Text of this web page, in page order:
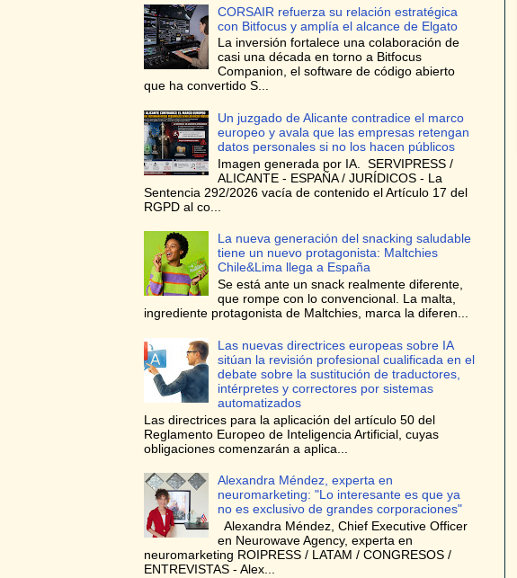
CORSAIR refuerza su relación estratégica
con Bitfocus y amplía el alcance de Elgato
La inversión fortalece una colaboración de
casi una década en torno a Bitfocus
Companion, el software de código abierto
que ha convertido S...
Un juzgado de Alicante contradice el marco
europeo y avala que las empresas retengan
datos personales si no los hacen públicos
Imagen generada por IA. SERVIPRESS /
ALICANTE - ESPAÑA / JURÍDICOS - La
Sentencia 292/2026 vacía de contenido el Artículo 17 del
RGPD al co...
La nueva generación del snacking saludable
tiene un nuevo protagonista: Maltchies
Chile&Lima llega a España
Se está ante un snack realmente diferente,
que rompe con lo convencional. La malta,
ingrediente protagonista de Maltchies, marca la diferen...
Las nuevas directrices europeas sobre IA
sitúan la revisión profesional cualificada en el
debate sobre la sustitución de traductores,
intérpretes y correctores por sistemas
automatizados
Las directrices para la aplicación del artículo 50 del
Reglamento Europeo de Inteligencia Artificial, cuyas
obligaciones comenzarán a aplica...
Alexandra Méndez, experta en
neuromarketing: "Lo interesante es que ya
no es exclusivo de grandes corporaciones"
Alexandra Méndez, Chief Executive Officer
en Neurowave Agency, experta en
neuromarketing ROIPRESS / LATAM / CONGRESOS /
ENTREVISTAS - Alex...